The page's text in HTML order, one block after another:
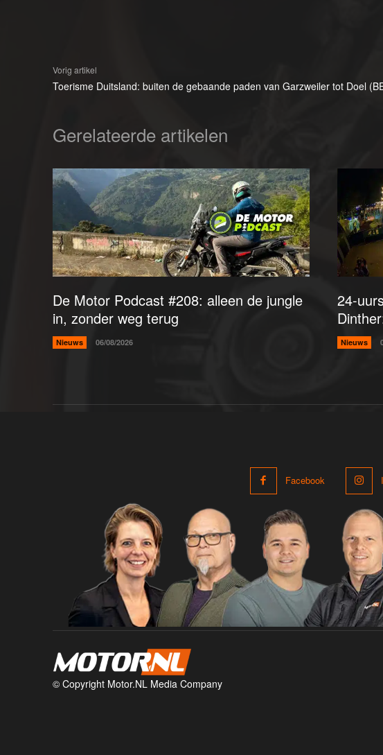
Vorig artikel
Toerisme Duitsland: buiten de gebaande paden van Garzweiler tot Doel
Gerelateerde artikelen
De Motor Podcast #208: alleen de jungle
in, zonder weg terug
Nieuws 06/08/2026
24-
Nieuws
Facebook
© Copyright Motor.NL Media Company